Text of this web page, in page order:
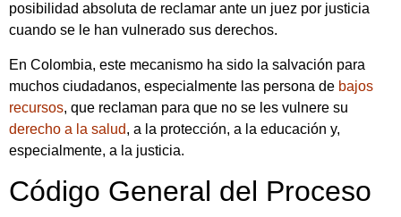
posibilidad absoluta de reclamar ante un juez por justicia
cuando se le han vulnerado sus derechos.
En Colombia, este mecanismo ha sido la salvación para
muchos ciudadanos, especialmente las persona de bajos
recursos, que reclaman para que no se les vulnere su
derecho a la salud, a la protección, a la educación y,
especialmente, a la justicia.
Código General del Proceso